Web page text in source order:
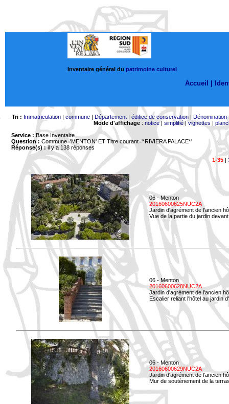
Inventaire général du patrimoine culturel
Accueil |
Tri : Immatriculation| commune| Département| édifice de conservation| Dénomination
Mode d'affichage: notice| simplifié|vignettes |
Service : Base Inventaire
Question : Commune='MENTON' ET Titre courant='*RIVIERA PALACE*'
Réponse(s) :il y a 138 réponses
1-35|
06 - Menton
20160600625NUC2A
Jardin d'agrément de l'ancien
Vue de la partie du jardin
06 - Menton
20160600628NUC2A
Jardin d'agrément de l'ancien
Escalier reliant l'hôtel au jardin
06 - Menton
20160600629NUC2A
Jardin d'agrément de l'ancien
Mur de soutènement de la